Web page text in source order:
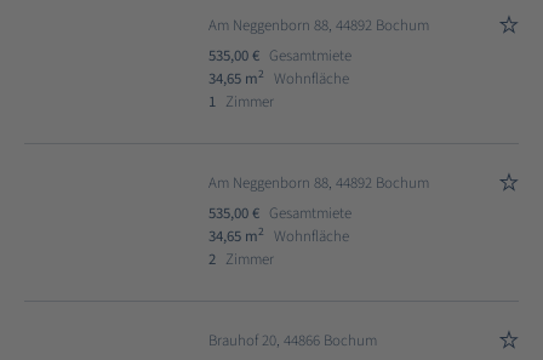
Am Neggenborn 88, 44892 Bochum
535,00 € Gesamtmiete
34,65 m2
Wohnfläche
1 Zimmer
Am Neggenborn 88, 44892 Bochum
535,00 € Gesamtmiete
34,65 m2
Wohnfläche
2 Zimmer
Brauhof 20, 44866 Bochum